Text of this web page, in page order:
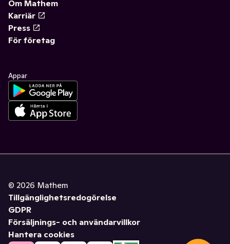
Om Mathem
Karriär
Press
För företag
Appar
© 2026 Mathem
Tillgänglighetsredogörelse
GDPR
Försäljnings- och användarvillkor
Hantera cookies